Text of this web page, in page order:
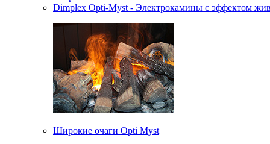
Dimplex Opti-Myst - Электрокамины с эффектом
Широкие очаги Opti Myst